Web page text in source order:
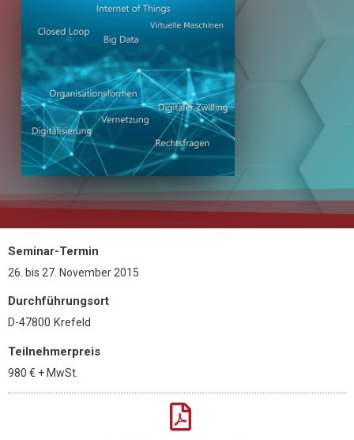
Seminar-Termin
26. bis 27. November 2015
Durchführungsort
D-47800 Krefeld
Teilnehmerpreis
980 € + MwSt.